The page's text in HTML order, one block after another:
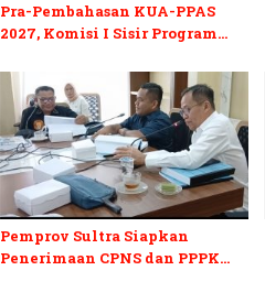
Pra-Pembahasan KUA-PPAS
2027, Komisi I Sisir Program
Pemprov Sultra Siapkan
Penerimaan CPNS dan PPPK